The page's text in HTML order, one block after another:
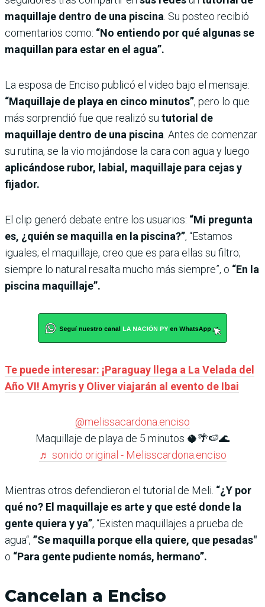
maquillaje dentro de una piscina. Su posteo recibió
comentarios como: “No entiendo por qué algunas se
maquillan para estar en el agua”.
La esposa de Enciso publicó el video bajo el mensaje:
“Maquillaje de playa en cinco minutos”, pero lo que
más sorprendió fue que realizó su tutorial de
maquillaje dentro de una piscina. Antes de comenzar
su rutina, se la vio mojándose la cara con agua y luego
aplicándose rubor, labial, maquillaje para cejas y
fijador.
El clip generó debate entre los usuarios: “Mi pregunta
es, ¿quién se maquilla en la piscina?”, “Estamos
iguales; el maquillaje, creo que es para ellas su filtro;
siempre lo natural resalta mucho más siempre”, o “En la
piscina maquillaje”.
Te puede interesar: ¡Paraguay llega a La Velada del
Año VI! Amyris y Oliver viajarán al evento de Ibai
@melissacardona.enciso
Maquillaje de playa de 5 minutos 🥥🌴🍉🌊
♬ sonido original - Melisscardona.enciso
Mientras otros defendieron el tutorial de Meli. “¿Y por
qué no? El maquillaje es arte y que esté donde la
gente quiera y ya”, “Existen maquillajes a prueba de
agua“, ”Se maquilla porque ella quiere, que pesadas"
o “Para gente pudiente nomás, hermano”.
Cancelan a Enciso